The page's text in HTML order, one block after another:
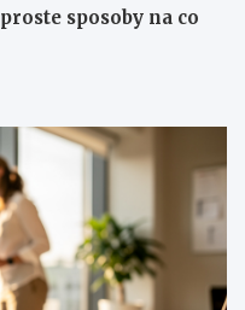
sposoby na co